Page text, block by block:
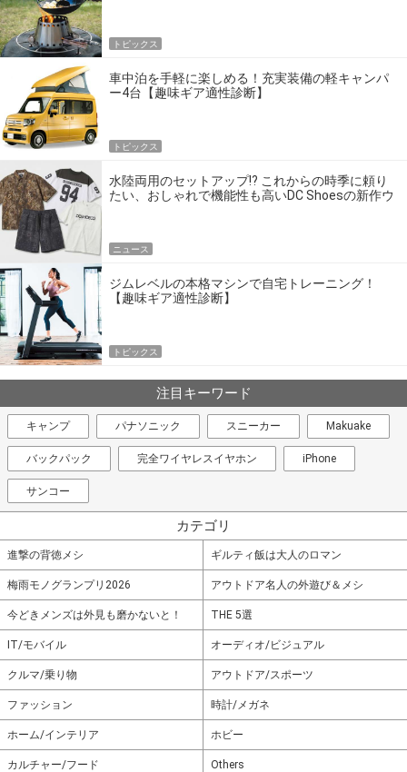
トピックス
車中泊を手軽に楽しめる！充実装備の軽キャンパ
ー4台【趣味ギア適性診断】
トピックス
水陸両用のセットアップ!? これからの時季に頼り
たい、おしゃれで機能性も高いDC Shoesの新作ウ
ニュース
ジムレベルの本格マシンで自宅トレーニング！
【趣味ギア適性診断】
トピックス
注目キーワード
キャンプ パナソニック スニーカー Makuake
バックパック 完全ワイヤレスイヤホン iPhone
サンコー
カテゴリ
進撃の背徳メシ ギルティ飯は大人のロマン
梅雨モノグランプリ2026 アウトドア名人の外遊び＆メシ
今どきメンズは外見も磨かないと！ THE 5選
IT/モバイル オーディオ/ビジュアル
クルマ/乗り物 アウトドア/スポーツ
ファッション 時計/メガネ
ホーム/インテリア ホビー
カルチャー/フード Others